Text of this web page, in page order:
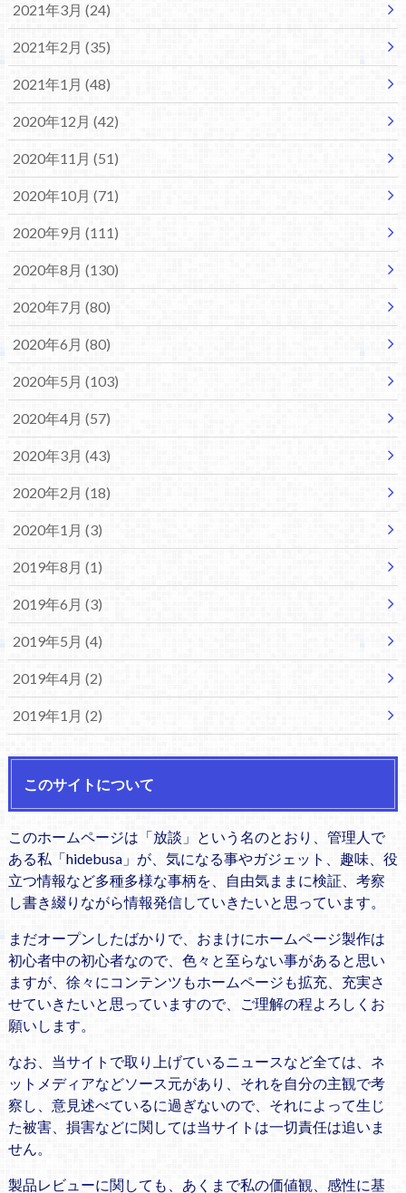
2021年3月 (24)
2021年2月 (35)
2021年1月 (48)
2020年12月 (42)
2020年11月 (51)
2020年10月 (71)
2020年9月 (111)
2020年8月 (130)
2020年7月 (80)
2020年6月 (80)
2020年5月 (103)
2020年4月 (57)
2020年3月 (43)
2020年2月 (18)
2020年1月 (3)
2019年8月 (1)
2019年6月 (3)
2019年5月 (4)
2019年4月 (2)
2019年1月 (2)
このサイトについて
このホームページは「放談」という名のとおり、管理人で
ある私「hidebusa」が、気になる事やガジェット、趣味、役
立つ情報など多種多様な事柄を、自由気ままに検証、考察
し書き綴りながら情報発信していきたいと思っています。
まだオープンしたばかりで、おまけにホームページ製作は
初心者中の初心者なので、色々と至らない事があると思い
ますが、徐々にコンテンツもホームページも拡充、充実さ
せていきたいと思っていますので、ご理解の程よろしくお
願いします。
なお、当サイトで取り上げているニュースなど全ては、ネ
ットメディアなどソース元があり、それを自分の主観で考
察し、意見述べているに過ぎないので、それによって生じ
た被害、損害などに関しては当サイトは一切責任は追いま
せん。
製品レビューに関しても、あくまで私の価値観、感性に基